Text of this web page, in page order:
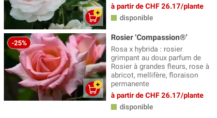
à partir de CHF 26.17/plante
disponible
-25%
Rosier 'Compassion®'
Rosa x hybrida : rosier
grimpant au doux parfum de
Rosier à grandes fleurs, rose à
abricot, mellifère, floraison
permanente
à partir de CHF 26.17/plante
disponible